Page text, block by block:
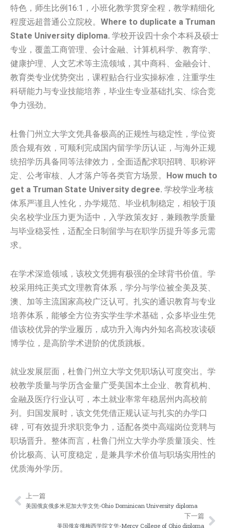
特色，师生比例16:1，小班化教学贯穿全程，教学精细化
程度远超普通公立院校。 Where to duplicate a Truman
State University diploma. 学校开设四十余个本科及硕士
专业，覆盖工商管理、会计金融、计算机科学、教育学、
健康护理、人文艺术等主流领域，其中商科、金融会计、
教育类专业优势突出，课程贴合行业实操标准，注重学生
科研能力与专业技能培养，毕业生专业基础扎实、综合竞
争力强劲。
杜鲁门州立大学文凭具备极高的正规性与稳定性，学位资
质合规有效，可顺利完成国内留学学历认证，与海外正规
统招学历具备同等法律效力，全面适配求职招聘、职称评
定、公考审核、人才落户等各类官方场景。 How much to
get a Truman State University degree. 学校学业考核
体系严谨且人性化，办学规范、毕业机制稳定，相较于顶
尖名校学业压力更为适中，入学政策友好，兼顾教学质量
与毕业稳妥性，适配全日制留学与在职学历提升等多元需
求。
在学术深造领域，该校文凭拥有极强的全球背书价值。学
校采用纯正美式文理教育体系，学分与学位被全美及英、
澳、加等主流国家高校广泛认可。扎实的通识教育与专业
培养体系，能够全方位夯实学生学术基础，众多毕业生凭
借该校优异的学业履历，成功升入海内外知名高校攻读硕
博学位，是高阶学术进阶的优质跳板。
就业发展层面，杜鲁门州立大学文凭职场认可度突出。学
校教学质量与学历含金量广受美国本土企业、教育机构、
金融及医疗行业认可，本土就业率常年稳居州内高校前
列。归国发展时，该文凭凭借正规认证与扎实的办学口
碑，可有效提升求职竞争力，适配各类中高端岗位竞聘与
职场晋升。整体而言，杜鲁门州立大学办学质量顶尖、性
价比极高、认可度稳定，是兼具学术价值与职场实用性的
优质海外学历。
Prev
上一篇
美国俄亥俄多米尼加大学文凭-Ohio Dominican University diploma
下一篇
美国俄亥俄梅西学院文凭-Mercy College of Ohio diploma